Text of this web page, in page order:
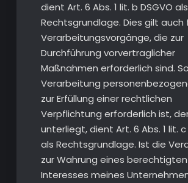
dient Art. 6 Abs. 1 lit. b DSGVO als
Rechtsgrundlage. Dies gilt auch
Verarbeitungsvorgänge, die zur
Durchführung vorvertraglicher
Maßnahmen erforderlich sind.
Verarbeitung
zur Erfüllung einer rechtlichen
Verpflichtung erforderlich ist,
unterliegt, dient Art. 6 Abs. 1 lit. c
als Rechtsgrundlage. Ist die
zur Wahrung eines berechtigten
Interesses meines